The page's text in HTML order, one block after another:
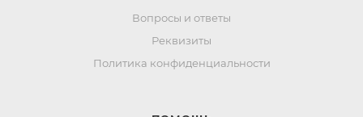
Вопросы и ответы
Реквизиты
Политика конфиденциальности